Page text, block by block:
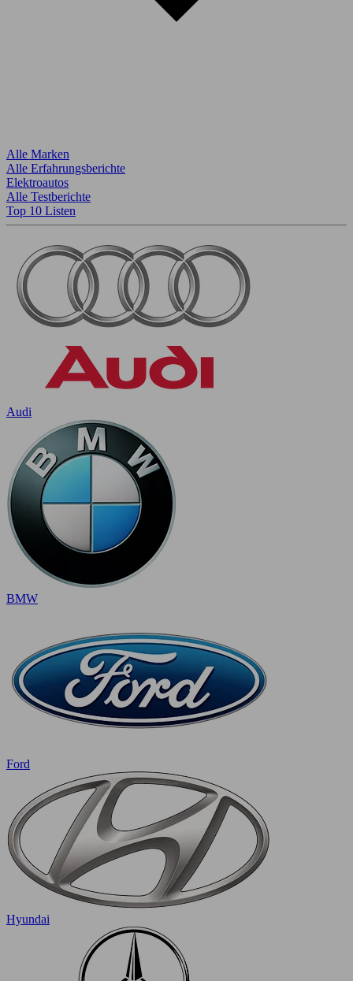
Alle Marken
Alle Erfahrungsberichte
Elektroautos
Alle Testberichte
Top 10 Listen
Audi
BMW
Ford
Hyundai